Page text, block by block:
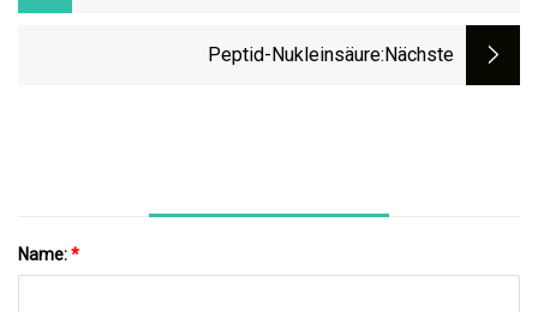
Columbia: Uranium & Fuel
Peptid-Nukleinsäure:nächste
Name:*